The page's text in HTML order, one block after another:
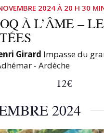
2024 À 20 H 30
À L’ÂME –
Girard Impasse du
- Ardèche
12€
2024